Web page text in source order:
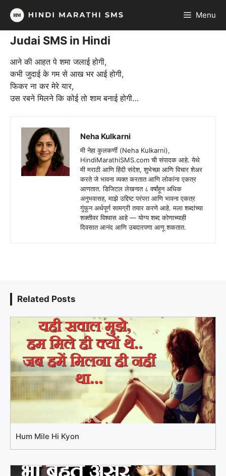
Skip
content
Menu
Judai SMS in Hindi
आने की आहत पे शमा जलाई होगी,
कभी जुदाई के गम से आख भर आई होगी,
फिकर ना कर मेरे यार,
उस रबने मिलने कि कोई तो शाम बनाई होगी…
Neha Kulkarni
मी नेहा कुलकर्णी (Neha Kulkarni),
HindiMarathiSMS.com ची संपादक आहे. येथे
मी मराठी आणि हिंदी संदेश, शुभेच्छा आणि विचार शेअर
करते जे भावना व्यक्त करतात आणि लोकांना एकत्र
आणतात. डिजिटल लेखनात ८ वर्षांहून अधिक
अनुभवासह, माझे उद्दिष्ट परंपरा आणि भावना एकत्र
गुंफून अर्थपूर्ण सामग्री तयार करणे आहे. मला शब्दांच्या
शक्तीवर विश्वास आहे — योग्य शब्द कोणाच्याही
दिवसात आनंद आणि उबदारपणा आणू शकतात.
Related Posts
Hum Mile Hi Kyon